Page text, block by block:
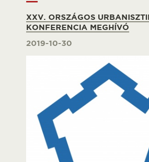
XXV. ORSZÁGOS
KONFERENCIA MEGHÍVÓ
2019-10-30